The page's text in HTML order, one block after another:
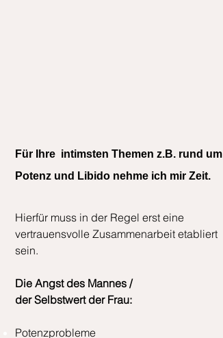
Für Ihre intimsten Themen z.B. rund um
Potenz und Libido nehme ich mir Zeit.
Hierfür muss in der Regel erst eine
vertrauensvolle Zusammenarbeit etabliert
sein.
Die Angst des Mannes /
der Selbstwert der Frau:
Potenzprobleme